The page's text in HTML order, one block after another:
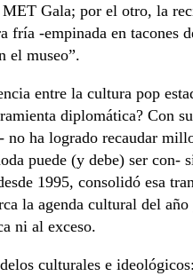
Gala; por el otro, la
fría -empinada en
el museo”.
entre la cultura pop
diplomática? Con
no ha logrado recaudar
puede (y debe) ser con-
1995, consolidó esa
la agenda cultural del
ni al exceso.
culturales e